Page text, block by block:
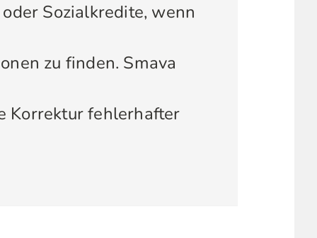
Sozialkredite, wenn
zu finden. Smava
Korrektur fehlerhafter